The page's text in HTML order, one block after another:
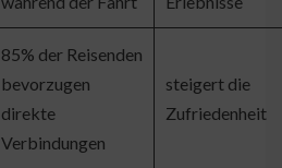
85% der Reisenden
bevorzugen
direkte
Verbindungen
steigert die
Zufriedenheit